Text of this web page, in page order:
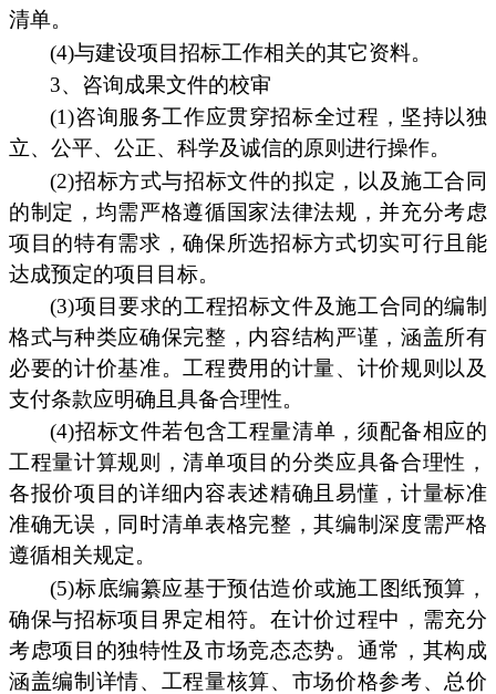
清单。
(4)与建设项目招标工作相关的其它资料。
3、咨询成果文件的校审
(1)咨询服务工作应贯穿招标全过程，坚持以独
立、公平、公正、科学及诚信的原则进行操作。
(2)招标方式与招标文件的拟定，以及施工合同
的制定，均需严格遵循国家法律法规，并充分考虑
项目的特有需求，确保所选招标方式切实可行且能
达成预定的项目目标。
(3)项目要求的工程招标文件及施工合同的编制
格式与种类应确保完整，内容结构严谨，涵盖所有
必要的计价基准。工程费用的计量、计价规则以及
支付条款应明确且具备合理性。
(4)招标文件若包含工程量清单，须配备相应的
工程量计算规则，清单项目的分类应具备合理性，
各报价项目的详细内容表述精确且易懂，计量标准
准确无误，同时清单表格完整，其编制深度需严格
遵循相关规定。
(5)标底编纂应基于预估造价或施工图纸预算，
确保与招标项目界定相符。在计价过程中，需充分
考虑项目的独特性及市场竞态态势。通常，其构成
涵盖编制详情、工程量核算、市场价格参考、总价